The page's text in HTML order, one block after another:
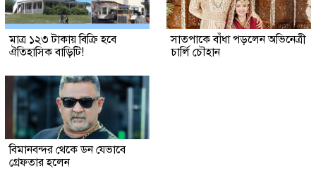
মাত্র ১২৩ টাকায় বিক্রি হবে
ঐতিহাসিক বাড়িটি!
সাতপাকে বাঁধা পড়লেন অভিনেত্রী
চার্লি চৌহান
বিমানবন্দর থেকে ডন যেভাবে
গ্রেফতার হলেন